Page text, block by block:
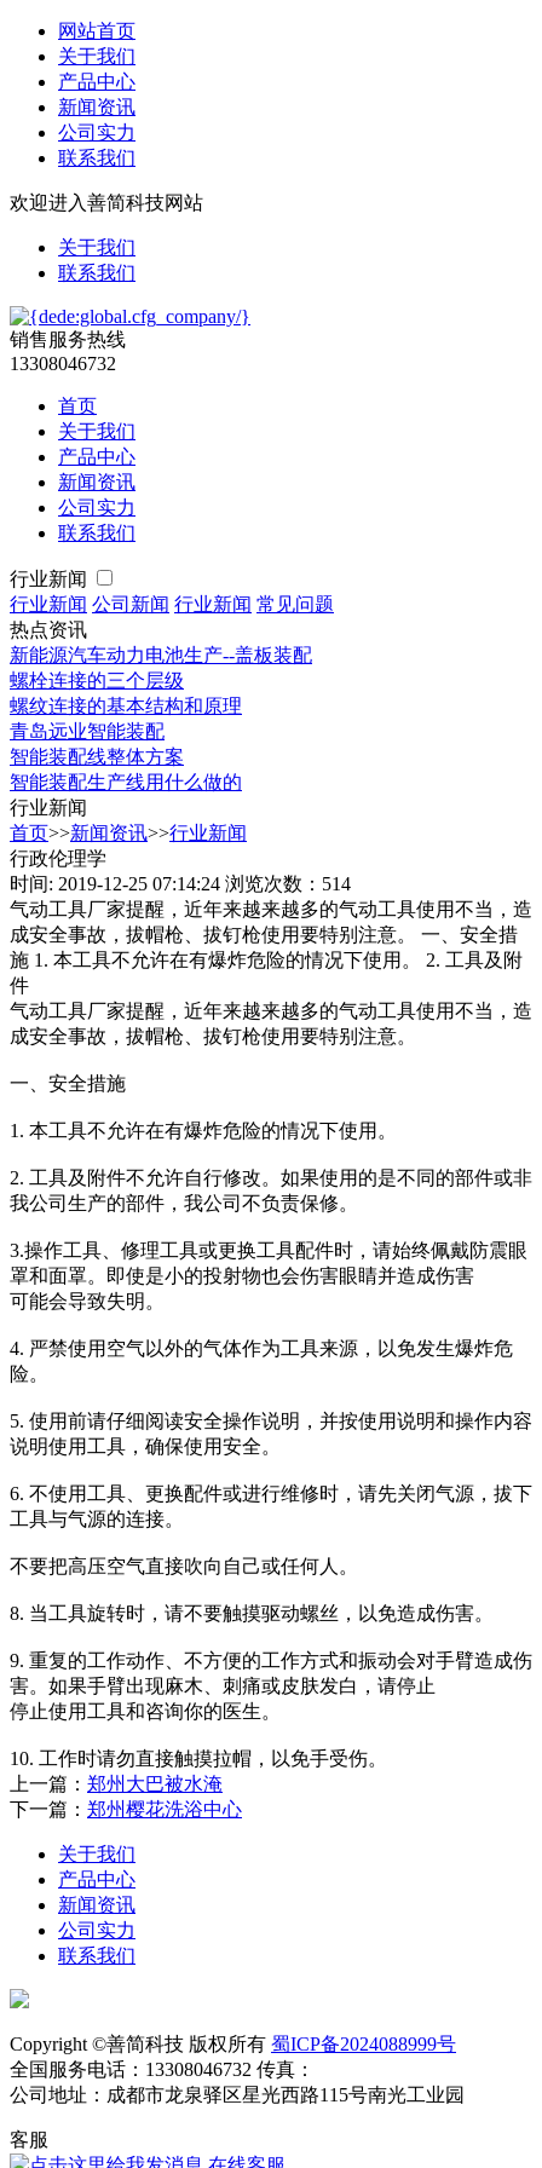
网站首页
关于我们
产品中心
新闻资讯
公司实力
联系我们
欢迎进入善简科技网站
关于我们
联系我们
销售服务热线
13308046732
首页
关于我们
产品中心
新闻资讯
公司实力
联系我们
行业新闻
行业新闻 公司新闻 行业新闻 常见问题
热点资讯
新能源汽车动力电池生产--盖板装配
螺栓连接的三个层级
螺纹连接的基本结构和原理
青岛远业智能装配
智能装配线整体方案
智能装配生产线用什么做的
行业新闻
首页>>新闻资讯>>行业新闻
行政伦理学
时间: 2019-12-25 07:14:24 浏览次数：514
气动工具厂家提醒，近年来越来越多的气动工具使用不当，造
成安全事故，拔帽枪、拔钉枪使用要特别注意。 一、安全措
施 1. 本工具不允许在有爆炸危险的情况下使用。 2. 工具及附
件
气动工具厂家提醒，近年来越来越多的气动工具使用不当，造
成安全事故，拔帽枪、拔钉枪使用要特别注意。
一、安全措施
1. 本工具不允许在有爆炸危险的情况下使用。
2. 工具及附件不允许自行修改。如果使用的是不同的部件或非
我公司生产的部件，我公司不负责保修。
3.操作工具、修理工具或更换工具配件时，请始终佩戴防震眼
罩和面罩。即使是小的投射物也会伤害眼睛并造成伤害
可能会导致失明。
4. 严禁使用空气以外的气体作为工具来源，以免发生爆炸危
险。
5. 使用前请仔细阅读安全操作说明，并按使用说明和操作内容
说明使用工具，确保使用安全。
6. 不使用工具、更换配件或进行维修时，请先关闭气源，拔下
工具与气源的连接。
不要把高压空气直接吹向自己或任何人。
8. 当工具旋转时，请不要触摸驱动螺丝，以免造成伤害。
9. 重复的工作动作、不方便的工作方式和振动会对手臂造成伤
害。如果手臂出现麻木、刺痛或皮肤发白，请停止
停止使用工具和咨询你的医生。
10. 工作时请勿直接触摸拉帽，以免手受伤。
上一篇： 郑州大巴被水淹
下一篇： 郑州樱花洗浴中心
关于我们
产品中心
新闻资讯
公司实力
联系我们
Copyright ©善简科技 版权所有 蜀ICP备2024088999号
全国服务电话：13308046732 传真：
公司地址：成都市龙泉驿区星光西路115号南光工业园
客服